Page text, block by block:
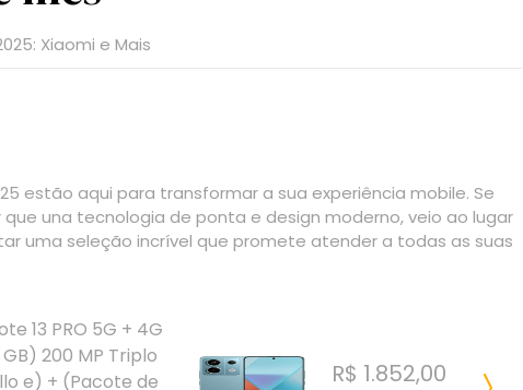
estão aqui para transformar a sua experiência mobile. Se
una tecnologia de ponta e design moderno, veio ao lugar
uma seleção incrível que promete atender a todas as suas
13 PRO 5G + 4G
GB) 200 MP Triplo
e) + (Pacote de
R$ 1.852,00